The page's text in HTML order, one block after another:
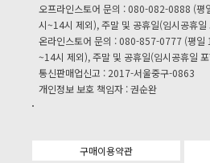
오프라인스토어 문의 : 080-082-0888 (평
시~14시 제외), 주말 및 공휴일(임시공휴일
온라인스토어 문의 : 080-857-0777 (평일
~14시 제외), 주말 및 공휴일(임시공휴일
통신판매업신고 : 2017-서울중구-0863
개인정보 보호 책임자 : 권순완
구매이용약관